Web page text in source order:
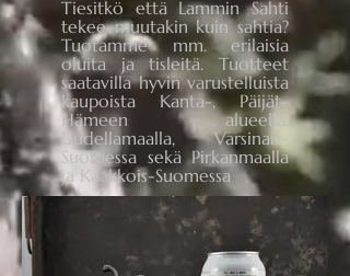
​Tiesitkö että Lammin Sahti
tekee muutakin kuin sahtia?
Tuotamme mm. erilaisia
oluita ja tisleitä. Tuotteet
saatavilla hyvin varustelluista
kaupoista Kanta-, Päijät-
Hämeen alueella,
Uudellamaalla, Varsinais-
Suomessa sekä Pirkanmaalla
ja Kaakkois-Suomessa